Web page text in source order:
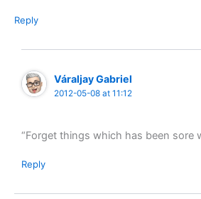
Reply
Váraljay Gabriel
2012-05-08 at 11:12
“Forget things which has been sore
Reply